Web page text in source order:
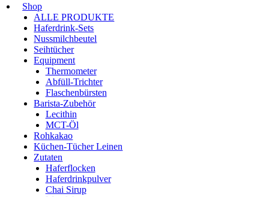
Shop
ALLE PRODUKTE
Haferdrink-Sets
Nussmilchbeutel
Seihtücher
Equipment
Thermometer
Abfüll-Trichter
Flaschenbürsten
Barista-Zubehör
Lecithin
MCT-Öl
Rohkakao
Küchen-Tücher Leinen
Zutaten
Haferflocken
Haferdrinkpulver
Chai Sirup